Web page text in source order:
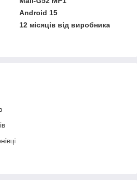
Android 15
12 місяців від виробника